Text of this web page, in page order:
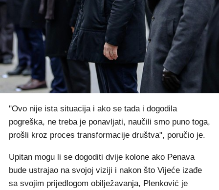
"Ovo nije ista situacija i ako se tada i dogodila
pogreška, ne treba je ponavljati, naučili smo puno toga,
prošli kroz proces transformacije društva", poručio je.
Upitan mogu li se dogoditi dvije kolone ako Penava
bude ustrajao na svojoj viziji i nakon što Vijeće izađe
sa svojim prijedlogom obilježavanja, Plenković je